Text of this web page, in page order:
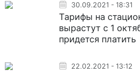
30.09.2021 - 18:31
Тарифы на
вырастут с 1
придется платить
22.02.2021 - 13:12